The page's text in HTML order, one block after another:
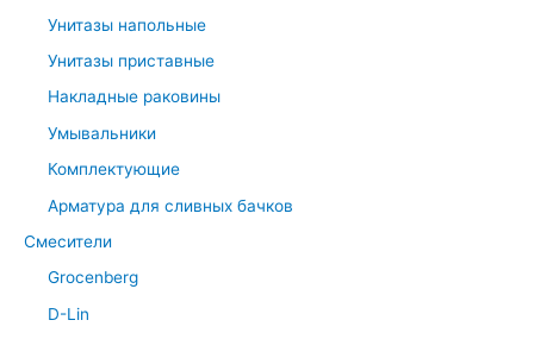
Унитазы напольные
Унитазы приставные
Накладные раковины
Умывальники
Комплектующие
Арматура для сливных бачков
Смесители
Grocenberg
D-Lin